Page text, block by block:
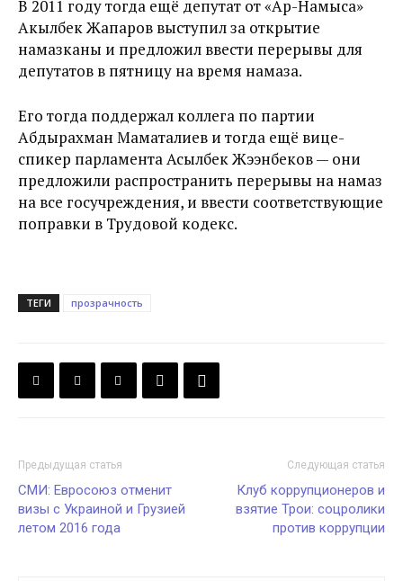
В 2011 году тогда ещё депутат от «Ар-Намыса»
Акылбек Жапаров выступил за открытие
намазканы и предложил ввести перерывы для
депутатов в пятницу на время намаза.
Его тогда поддержал коллега по партии
Абдырахман Маматалиев и тогда ещё вице-
спикер парламента Асылбек Жээнбеков — они
предложили распространить перерывы на намаз
на все госучреждения, и ввести соответствующие
поправки в Трудовой кодекс.
ТЕГИ прозрачность
Предыдущая статья
СМИ: Евросоюз отменит
визы с Украиной и Грузией
летом 2016 года
Следующая статья
Клуб коррупционеров и
взятие Трои: соцролики
против коррупции